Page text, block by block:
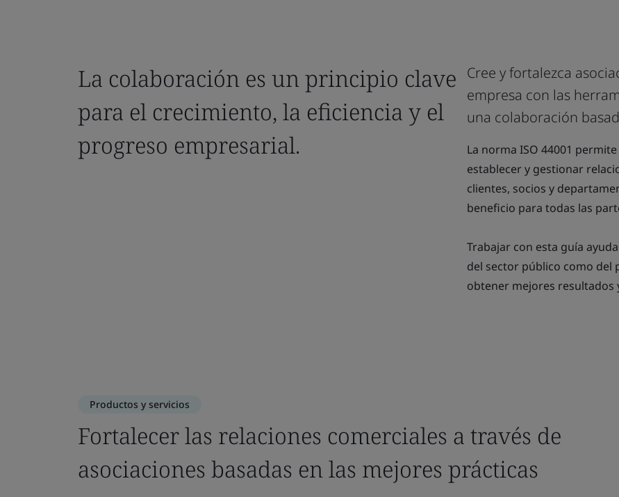
La colaboración es un principio clave
para el crecimiento, la eficiencia y el
progreso empresarial.
Cree y fortalezca
empresa con las
una colaboración
La norma ISO 44001
establecer y gestionar
clientes, socios y
beneficio para todas las
Trabajar con esta guía
del sector público como del
obtener mejores resultados
Productos y servicios
Fortalecer las relaciones comerciales a través de
asociaciones basadas en las mejores prácticas